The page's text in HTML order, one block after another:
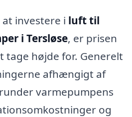
investere i luft til
i Tersløse, er prisen
tage højde for. Generelt
afhængigt af
varmepumpens
og